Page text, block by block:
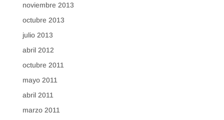
noviembre 2013
octubre 2013
julio 2013
abril 2012
octubre 2011
mayo 2011
abril 2011
marzo 2011